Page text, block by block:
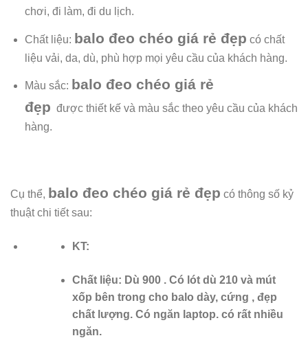
chơi, đi làm, đi du lịch.
Chất liệu: balo đeo chéo giá rẻ đẹp có chất
liệu vải, da, dù, phù hợp mọi yêu cầu của khách hàng.
Màu sắc: balo đeo chéo giá rẻ
đẹp được thiết kế và màu sắc theo yêu cầu của khách
hàng.
Cụ thể, balo đeo chéo giá rẻ đẹp có thông số kỷ
thuật chi tiết sau:
KT:
Chất liệu: Dù 900 . Có lót dù 210 và mút
xốp bên trong cho balo dày, cứng , đẹp
chất lượng. Có ngăn laptop. có rất nhiều
ngăn.